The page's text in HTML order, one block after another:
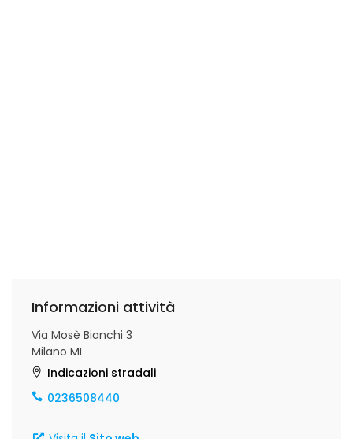
Informazioni attività
Via Mosè Bianchi 3
Milano MI
Indicazioni stradali
0236508440